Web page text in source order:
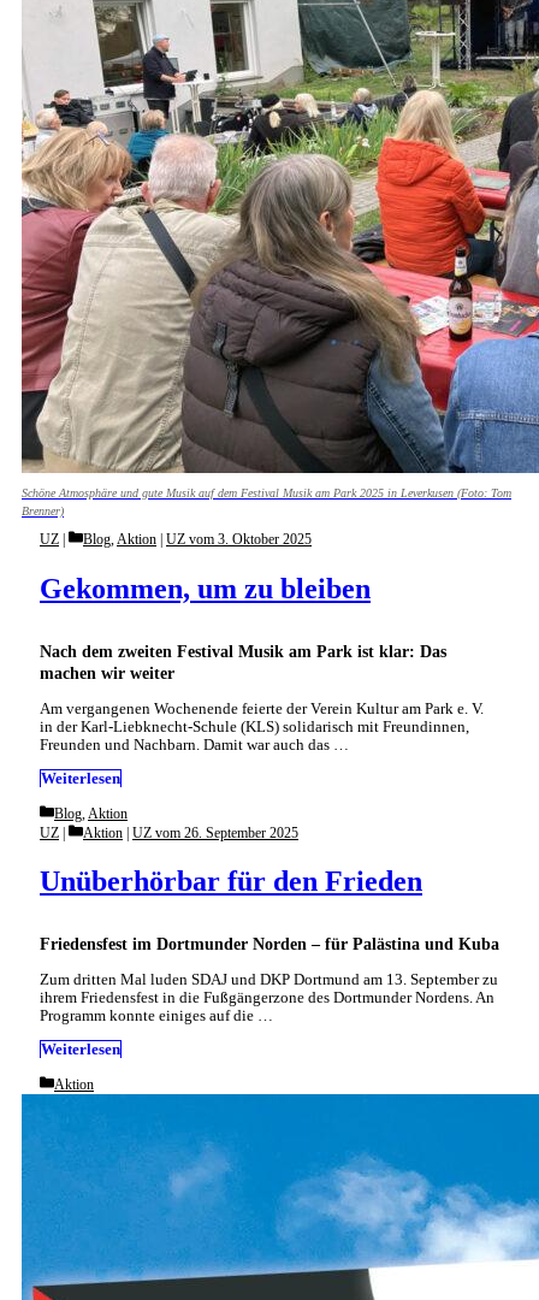
Schöne Atmosphäre und gute Musik auf dem Festival Musik am Park 2025 in Leverkusen (Foto: Tom
Brenner)
Nach dem zweiten Festival Musik am Park ist klar: Das
machen wir weiter
Gekommen, um zu bleiben
UZ Categories
Blog,Aktion UZ vom 3. Oktober 2025
Am vergangenen Wochenende feierte der Verein Kultur am Park e. V.
in der Karl-Liebknecht-Schule (KLS) solidarisch mit Freundinnen,
Freunden und Nachbarn. Damit war auch das …
Weiterlesen
Categories
Blog Aktion
Friedensfest im Dortmunder Norden – für Palästina und Kuba
Unüberhörbar für den Frieden
UZ Categories
Aktion | UZ vom 26. September 2025
Zum dritten Mal luden SDAJ und DKP Dortmund am 13. September zu
ihrem Friedensfest in die Fußgängerzone des Dortmunder Nordens. An
Programm konnte einiges auf die …
Weiterlesen
Categories
Aktion